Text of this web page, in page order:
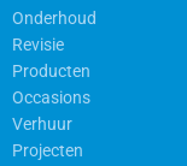
Onderhoud
Revisie
Producten
Occasions
Verhuur
Projecten